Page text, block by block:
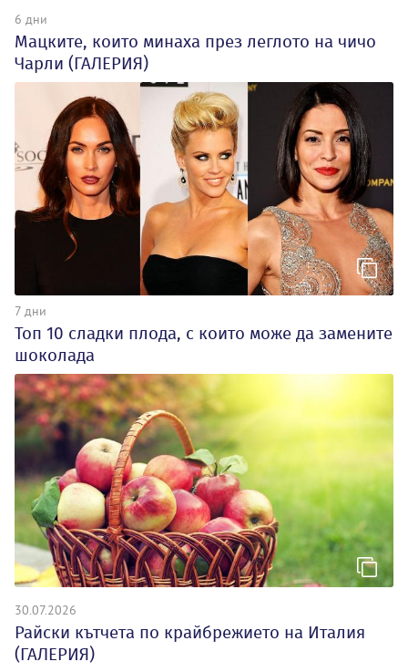
6 дни
Мацките, които минаха през леглото на чичо
Чарли (ГАЛЕРИЯ)
7 дни
Топ 10 сладки плода, с които може да замените
шоколада
30.07.2026
Райски кътчета по крайбрежието на Италия
(ГАЛЕРИЯ)